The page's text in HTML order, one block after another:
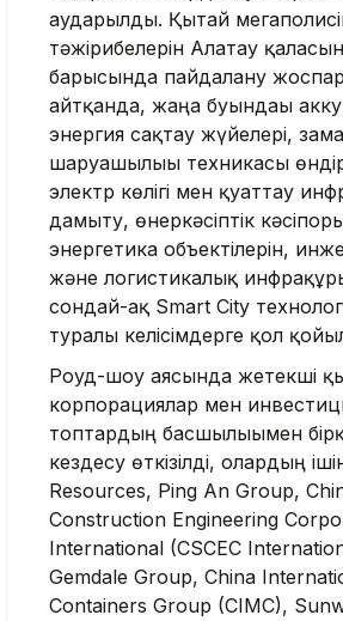
аударылды. Қытай
тәжірибелерін Алатау
барысында пайдалану
айтқанда, жаңа буындағы
энергия сақтау жүйелері,
шаруашылығы техникасы
электр көлігі мен қуаттау
дамыту, өнеркәсіптік
энергетика объектілерін,
және логистикалық
сондай-ақ Smart City
туралы келісімдерге қол
Роуд-шоу аясында жетекші
корпорациялар мен
топтардың басшылығымен
кездесу өткізілді, олардың
Resources, Ping An Group,
Construction Engineering
International (CSCEC
Gemdale Group, China
Containers Group (CIMC),